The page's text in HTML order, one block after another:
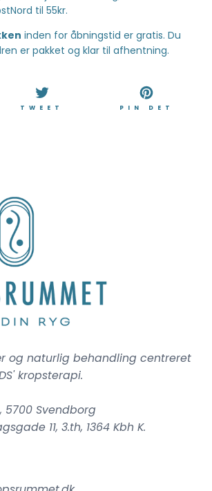
til 55kr.
inden for åbningstid er gratis. Du
er pakket og klar til afhentning.
TWEET PIN DET
og naturlig behandling centreret
kropsterapi.
5700 Svendborg
11, 3.th, 1364 Kbh K.